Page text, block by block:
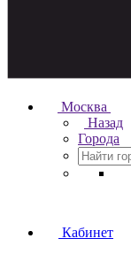
Москва
Назад
Города
Кабинет